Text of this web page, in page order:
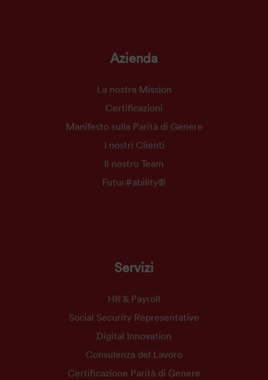
Azienda
La nostra Mission
Certificazioni
Manifesto sulla Parità di Genere
I nostri Clienti
Il nostro Team
Futur#ability®
Servizi
HR & Payroll
Social Security Representative
Digital Innovation
Consulenza del Lavoro
Certificazione Parità di Genere